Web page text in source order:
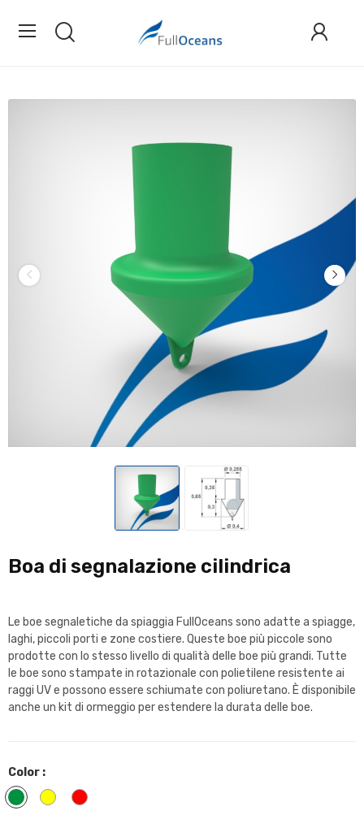
Boa di segnalazione cilindrica
Le boe segnaletiche da spiaggia FullOceans sono adatte a spiagge,
laghi, piccoli porti e zone costiere. Queste boe più piccole sono
prodotte con lo stesso livello di qualità delle boe più grandi. Tutte
le boe sono stampate in rotazionale con polietilene resistente ai
raggi UV e possono essere schiumate con poliuretano. È disponibile
anche un kit di ormeggio per estendere la durata delle boe.
Color :
GreenYellowRed